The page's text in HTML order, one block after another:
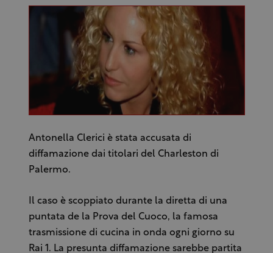
Antonella Clerici è stata accusata di
diffamazione dai titolari del Charleston di
Palermo.
Il caso è scoppiato durante la diretta di una
puntata de la Prova del Cuoco, la famosa
trasmissione di cucina in onda ogni giorno su
Rai 1. La presunta diffamazione sarebbe partita